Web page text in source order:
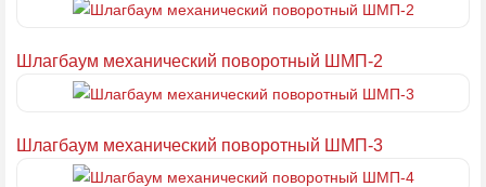
Шлагбаум механический поворотный ШМП-2
Шлагбаум механический поворотный ШМП-3